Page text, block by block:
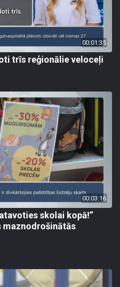
00:01:35
trīs reģionālie veloceļi
00:03:16
skolai kopā!”